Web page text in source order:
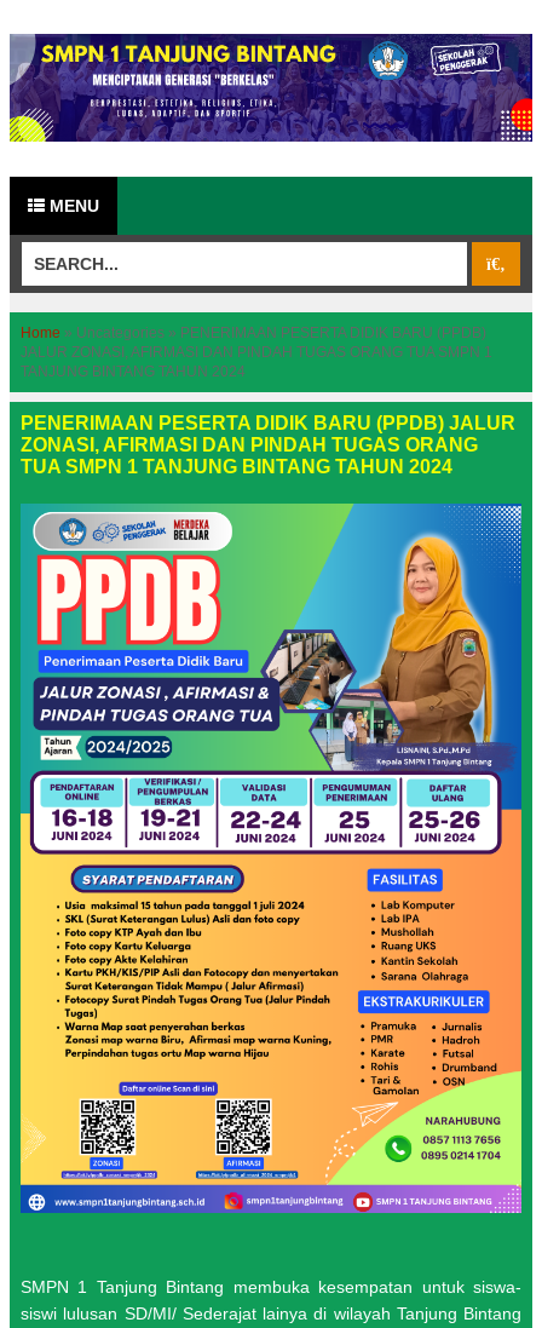
MENU
Home » Uncategories » PENERIMAAN PESERTA DIDIK BARU (PPDB)
JALUR ZONASI, AFIRMASI DAN PINDAH TUGAS ORANG TUA SMPN 1
TANJUNG BINTANG TAHUN 2024
PENERIMAAN PESERTA DIDIK BARU (PPDB) JALUR
ZONASI, AFIRMASI DAN PINDAH TUGAS ORANG
TUA SMPN 1 TANJUNG BINTANG TAHUN 2024
SMPN 1 Tanjung Bintang membuka kesempatan untuk siswa-
siswi lulusan SD/MI/ Sederajat lainya di wilayah Tanjung Bintang